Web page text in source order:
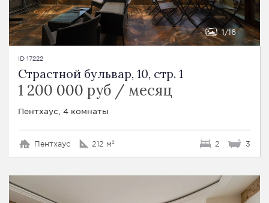
1 16
ID 17222
Страстной бульвар, 10, стр. 1
1 200 000 руб / месяц
Пентхаус, 4 комнаты
Пентхаус 212 м² 2 3